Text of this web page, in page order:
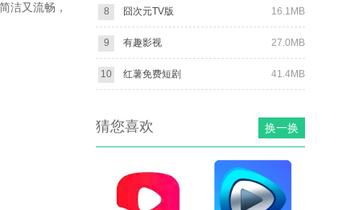
洁又流畅，
8 16.1MB
囧次元TV版
9 27.0MB
有趣影视
10 41.4MB
红薯免费短剧
换一换
猜您喜欢